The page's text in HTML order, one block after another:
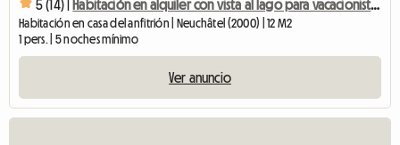
5 (14) | Habitación en alquiler con vista al lago para vacacionistas, estudiantes.
Habitación en casa del anfitrión | Neuchâtel (2000) | 12 M2
1 pers. | 5 noches mínimo
Ver anuncio